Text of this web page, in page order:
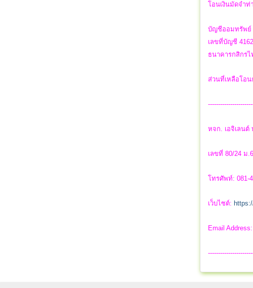
โอนเงินมัดจำท่
บัญชีออมทรัพย์
เลขที่บัญชี
ธนาคารกสิกร
ส่วนที่เหลือโอ
หจก. เอจิเลนต์
เลขที่ 80/24 ม
โทรศัพท์: 081-
เว็บไซต์:
Email Address: